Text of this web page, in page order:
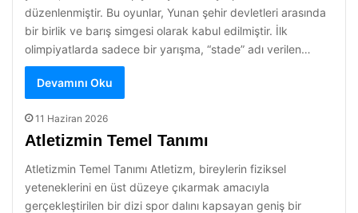
düzenlenmiştir. Bu oyunlar, Yunan şehir devletleri arasında
bir birlik ve barış simgesi olarak kabul edilmiştir. İlk
olimpiyatlarda sadece bir yarışma, “stade” adı verilen…
Devamını Oku
11 Haziran 2026
Atletizmin Temel Tanımı
Atletizmin Temel Tanımı Atletizm, bireylerin fiziksel
yeteneklerini en üst düzeye çıkarmak amacıyla
gerçekleştirilen bir dizi spor dalını kapsayan geniş bir